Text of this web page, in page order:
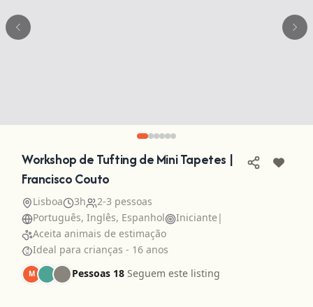
Workshop de Tufting de Mini Tapetes |
Francisco Couto
Lisboa 3h
2-3 pessoas
Português, Inglês, Espanhol
Iniciante |
Aceita animais de estimação
Ideal para crianças - 16 anos
M Pessoas 18 Seguem este listing